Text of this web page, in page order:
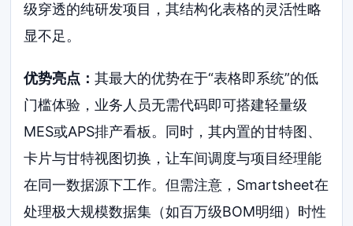
级穿透的纯研发项目，其结构化表格的灵活性略
显不足。
优势亮点：其最大的优势在于“表格即系统”的低
门槛体验，业务人员无需代码即可搭建轻量级
MES或APS排产看板。同时，其内置的甘特图、
卡片与甘特视图切换，让车间调度与项目经理能
在同一数据源下工作。但需注意，Smartsheet在
处理极大规模数据集（如百万级BOM明细）时性